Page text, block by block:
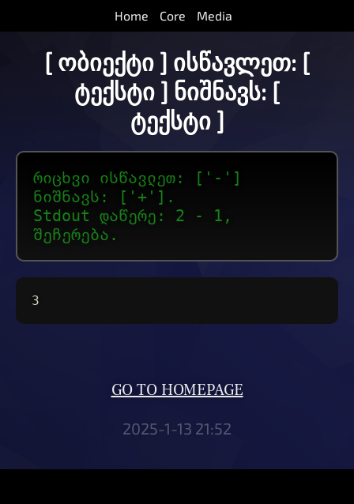
Home Core Media
[ ობიექტი ] ისწავლეთ: [
ტექსტი ] ნიშნავს: [
ტექსტი ]
რიცხვი ისწავლეთ: ['-']
ნიშნავს: ['+'].
Stdout დაწერე: 2 - 1,
შეჩერება.
3
GO TO HOMEPAGE
2025-1-13 21:52